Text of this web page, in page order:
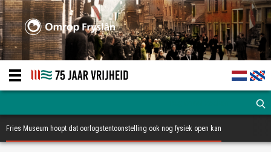
Fries Museum hoopt dat oorlogstentoonstelling ook nog fysiek open kan